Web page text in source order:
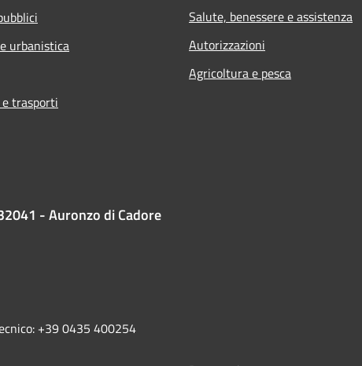
urbanistica
trasporti
Salute, benessere e assistenza
Autorizzazioni
Agricoltura e pesca
- Auronzo di Cadore
+39 0435 400254